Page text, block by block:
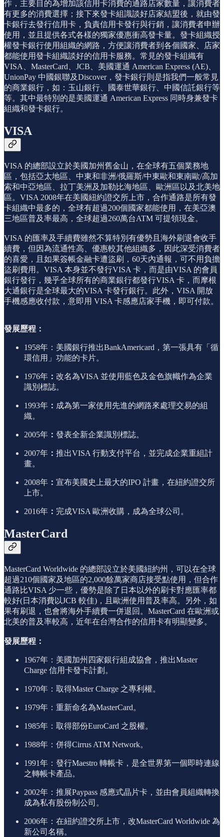
作，主要目的為增加該信用卡消費的通路店家數量，讓消費者
有更多的消費選擇；接下來發卡組識談好店家結盟後，就由發
卡銀行去發行信用卡，負責信用卡發行與行銷，讓消費者申辦
使用，並且提供各式各樣的獨家優惠衝高發卡量。發卡組織授
權發卡銀行使用組織的網路，方便讓消費者到各個國家、店家
都能使用發卡組織談好的信用卡服務。常見的發卡組織有
VISA、MasterCard、JCB、美國運通 American Express (AE)、
UnionPay 中國銀聯及Discover，發卡銀行則是指我們一般常見
的商業銀行，如：玉山銀行、國泰世華銀行、中國信託銀行等
等。其中最特別的是美國運通 American Express 同時身兼發卡
組織和發卡銀行。
VISA
VISA 的總部設立於美國加州舊金山，在全球有五個業務地
區，包括亞太地區、中東和非洲/俄羅斯/中東歐和東南歐/高加
索和中亞地區、拉丁美洲及加勒比海地區、歐洲區以及北美地
區。VISA 2008年在美國紐約證交所上市，合作通路是所有發
卡組織中最多的，全球有超過200個國家都能使用，在美亞澳
三地區普及率最高，全球超過260萬台ATM 可提領現金。
VISA 的匯率及手續費雖然不算特別有優勢且海外刷退會收手
續費，但因為流通性高、優惠較其他組織多，因此深受消費者
的喜愛，且如果簽帳金融卡遭盜刷，60天內通報，可不用負擔
盜刷費用。VISA 本身並不發行VISA 卡，而是由VISA 的會員
銀行發行，幾乎全球所有的商業銀行都發行VISA 卡，而摩根
大通銀行是全球最大的VISA 卡發行銀行。此外，VISA 開放
手機感應收付款，意即用 VISA 卡感應店家手機，即可付款。
發展歷程：
1958年：美國銀行推出BankAmericard，第一張具有「循
環信用」功能的卡片。
1976年 ： 改名為VISA 並使用藍色及金色旗幟作為企業
識別標誌。
1993年 ： 成為第一家使用先進的網路來處理交易的組
織。
2005年 ： 發表全新企業識別標誌。
2007年 ： 推出VISA 行動支付平台，並完成企業重組計
畫。
2008年 ： 宣布美國史上最大的IPO 計畫，在紐約證交所
上市。
2016年 ： 完成VISA 歐洲收購，成為全球公司。
MasterCard
MasterCard Worldwide 的總部設立於美國紐約州，可以在全球
超過210個國家及地區的2,000餘萬家商店接受點使用，但合作
通路比VISA 少一些，優勢是除了日本以外的刷卡對應匯率都
較好(日本消費以JCB 較佳)，且歐洲使用普及率高。另外，如
果有刷退，也會將海外手續費一併退回。MasterCard 在歐洲或
北美的普及率較高，近年在台灣合作的信用卡有明顯變多。
發展歷程：
1967年：美國加州四家銀行組成協會，推出Master
Charge 信用卡發卡計劃。
1970年：取得Master Charge 之專利權。
1979年：重新命名為MasterCard。
1985年：取得部份EuroCard 之股權。
1988年：併得Cirrus ATM Network。
1991年：發行Maestro 轉帳卡，是全世界第一個即時連線
之轉帳卡產品。
2002年：推展Paypass 感應式晶片卡，並由會員組織轉換
成為私有股份制公司。
2006年：在紐約證交所上市，改MasterCard Worldwide 為
新公司名稱。